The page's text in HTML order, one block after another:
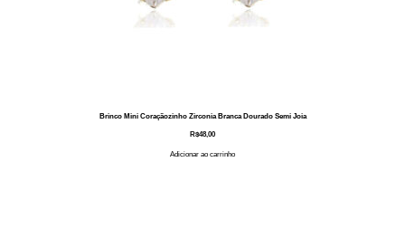
Brinco Mini Coraçãozinho Zirconia Branca Dourado Semi Joia
R$48,00
Adicionar ao carrinho